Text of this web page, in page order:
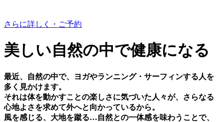
さらに詳しく・ご予約
美しい⾃然の中で健康になる
最近、⾃然の中で、ヨガやランニング・サーフィンする⼈を
多く⾒かけます。
それは体を動かすことの楽しさに気づいた⼈々が、さらなる
⼼地よさを求めて外へと向かっているから。
⾵を感じる、⼤地を蹴る…⾃然との⼀体感を味わうことで、